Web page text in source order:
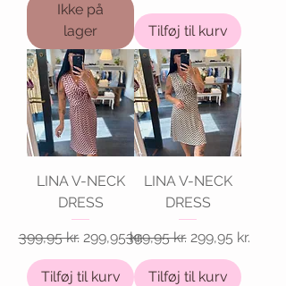
Ikke på
lager
Tilføj til kurv
LINA V-NECK
DRESS
Regulær pris
399,95 kr. Salgspris
299,95 kr.
Tilføj til kurv
LINA V-NECK
DRESS
Regulær pris
399,95 kr. Salgspris
299,95 kr.
Tilføj til kurv